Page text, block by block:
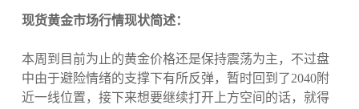
现货黄金市场行情现状简述：
本周到目前为止的黄金价格还是保持震荡为主，不过盘
中由于避险情绪的支撑下有所反弹，暂时回到了2040附
近一线位置，接下来想要继续打开上方空间的话，就得